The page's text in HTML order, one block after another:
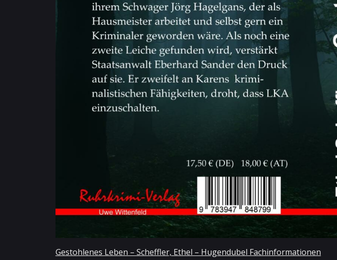
Gestohlenes Leben – Scheffler, Ethel – Hugendubel Fachinformationen